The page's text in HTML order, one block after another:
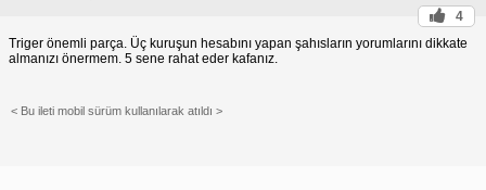
4
Triger önemli parça. Üç kuruşun hesabını yapan şahısların yorumlarını dikkate
almanızı önermem. 5 sene rahat eder kafanız.
< Bu ileti mobil sürüm kullanılarak atıldı >